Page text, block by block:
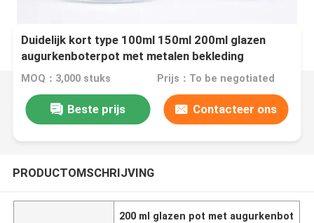
Duidelijk kort type 100ml 150ml 200ml glazen
augurkenboterpot met metalen bekleding
MOQ：3,000 stuks Prijs：To be negotiated
Beste prijs Contacteer ons
PRODUCTOMSCHRIJVING
200 ml glazen pot met augurkenbot